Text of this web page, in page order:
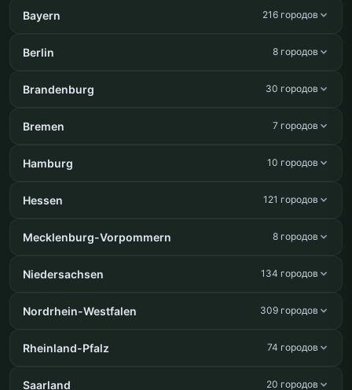
Bayern 216 городов
Berlin 8 городов
Brandenburg 30 городов
Bremen 7 городов
Hamburg 10 городов
Hessen 121 городов
Mecklenburg-Vorpommern 8 городов
Niedersachsen 134 городов
Nordrhein-Westfalen 309 городов
Rheinland-Pfalz 74 городов
Saarland 20 городов